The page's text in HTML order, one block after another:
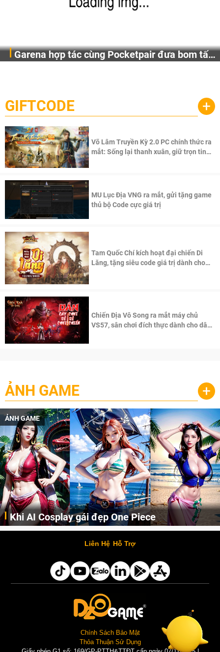
Garena hợp tác cùng Pocketpair đưa bom tấn
cầu, theo giấy phép chính thức từ công ty game Nhật Bản
Pocketpair, Inc.
GIFTCODE +
Võ Lâm Truyền Kỳ 2.0 PC chính thức ra
mắt: Sống lại thanh xuân, giữ trọn tinh
MU Lục Địa VNG ra mắt, gửi tặng game
thủ bộ Code cực giá trị
Tam Quốc Chí kích hoạt đại chiến Di
Lăng, tặng siêu code giá trị dành cho
Chiến Địa Vô Song ra mắt máy chủ
VS57, sân chơi đích thực dành cho dân
ẢNH GAME +
ẢNH GAME
Khi AI Cosplay gái đẹp One Piece
Những cô nàng nóng bỏng Boa Hancock, Nico Robin, Nami, Yamato hay Perona được AI vẽ lại dưới hình thức Cosplay cực kỳ chuẩn chỉnh.
Liên Hệ Hỗ Trợ
Chính Sách Bảo Mật
Thỏa Thuận Sử Dụng